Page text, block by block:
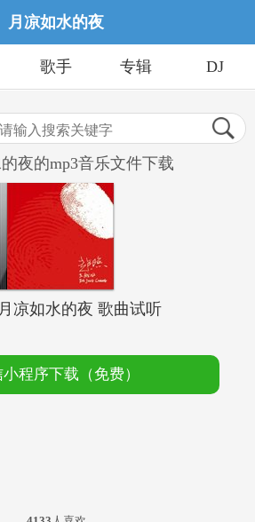
月凉如水的夜
歌手 专辑 DJ
夜的mp3音乐文件下载
凉如水的夜 歌曲试听
程序下载（免费）